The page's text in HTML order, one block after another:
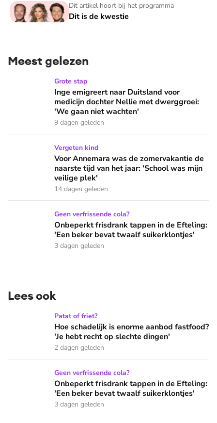
Dit artikel hoort bij het programma
Dit is de kwestie
Dit is de kwestie
Meest gelezen
Inge emigreert naar Duitsland voor medicijn dochter
Grote stap
Inge emigreert naar Duitsland voor
medicijn dochter Nellie met dwerggroei:
'We gaan niet wachten'
9 dagen geleden
Voor Annemara was de zomervakantie de naarste tijd van
Vergeten kind
Voor Annemara was de zomervakantie de
naarste tijd van het jaar: 'School was mijn
veilige plek'
14 dagen geleden
Onbeperkt frisdrank tappen in de Efteling: 'Een beker
Geen verfrissende cola?
Onbeperkt frisdrank tappen in de Efteling:
'Een beker bevat twaalf suikerklontjes'
3 dagen geleden
Lees ook
Hoe schadelijk is enorme aanbod fastfood? 'Je hebt recht
Patat of friet?
Hoe schadelijk is enorme aanbod fastfood?
'Je hebt recht op slechte dingen'
2 dagen geleden
Onbeperkt frisdrank tappen in de Efteling: 'Een beker
Geen verfrissende cola?
Onbeperkt frisdrank tappen in de Efteling:
'Een beker bevat twaalf suikerklontjes'
3 dagen geleden